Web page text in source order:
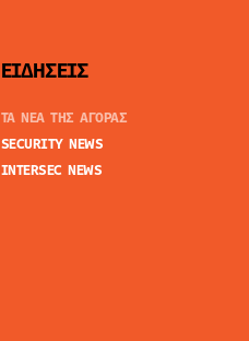
ΕΙΔΗΣΕΙΣ
ΤΑ ΝΕΑ ΤΗΣ ΑΓΟΡΑΣ
SECURITY NEWS
INTERSEC NEWS